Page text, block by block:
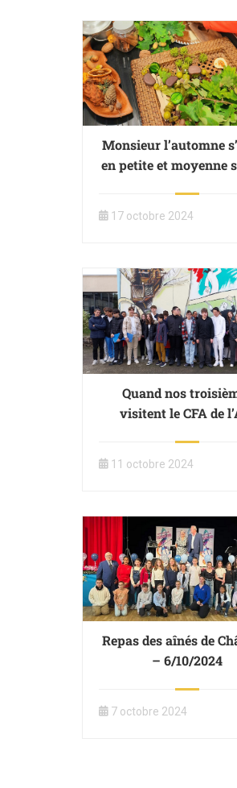
Monsieur l’automne
en petite et moyenne
17 octobre 2024
Quand nos
visitent le CFA de
11 octobre 2024
Repas des aînés de
– 6/10/2024
7 octobre 2024